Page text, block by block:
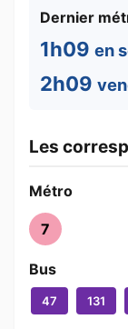
Dernier
1h09 en
2h09
Les
Métro
7
Bus
47 131